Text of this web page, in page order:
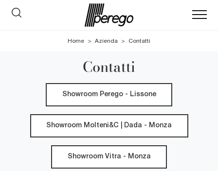
Home > Azienda > Contatti
Contatti
Showroom Perego - Lissone
Showroom Molteni&C | Dada - Monza
Showroom Vitra - Monza